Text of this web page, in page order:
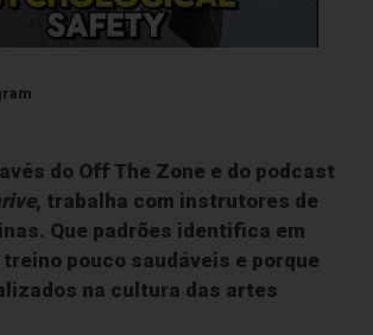
do Off The Zone e do podcast
, trabalha com instrutores de
Que padrões identifica em
pouco saudáveis e porque
na cultura das artes